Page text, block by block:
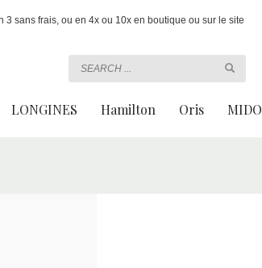
sans frais, ou en 4x ou 10x en boutique ou sur le site
LONGINES Hamilton Oris MIDO